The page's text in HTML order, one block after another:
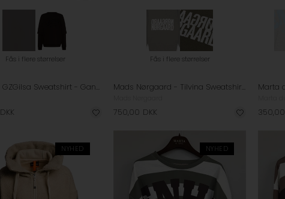
Fås i flere størrelser
Gestuz - GZGilsa Sweatshirt - Ganache
DKK
Fås i flere størrelser
Mads Nørgaard - Tilvina Sweatshirt - Tamac
750,00 DKK 350,00
NYHED NYHED